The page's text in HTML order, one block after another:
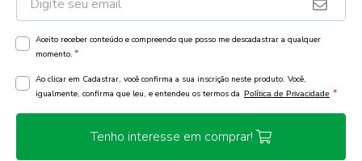
Aceito receber conteúdo e compreendo que posso me descadastrar a qualquer
momento. *
Ao clicar em Cadastrar, você confirma a sua inscrição neste produto. Você,
igualmente, confirma que leu, e entendeu os termos da Política de Privacidade *
Tenho interesse em comprar!